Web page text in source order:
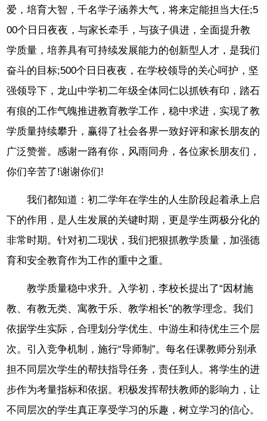
爱，培育大智，千名学子涵养大气，将来定能担当大任;5
00个日日夜夜，与家长牵手，与孩子俱进，全面提升教
学质量，培养具有可持续发展能力的创新型人才，是我们
奋斗的目标;500个日日夜夜，在学校领导的关心呵护，坚
强领导下，龙山中学初二年级全体同仁以抓铁有印，踏石
有痕的工作气魄推进教育教学工作，稳中求进，实现了教
学质量持续攀升，赢得了社会各界一致好评和家长朋友的
广泛赞誉。感谢一路有你，风雨同舟，各位家长朋友们，
你们辛苦了!谢谢你们!
我们都知道：初二学年在学生的人生阶段起着承上启
下的作用，是人生发展的关键时期，更是学生两极分化的
非常时期。针对初二现状，我们把狠抓教学质量，加强德
育和安全教育作为工作的重中之重。
教学质量稳中求升。入学初，李校长提出了“因材施
教、有教无类、寓教于乐、教学相长”的教学理念。我们
依据学生实际，合理划分学优生、中游生和待优生三个层
次。引入竞争机制，施行“导师制”。每名任课教师分别承
担不同层次学生的帮扶指导任务，责任到人。将学生的进
步作为考量指标和依据。积极发挥帮扶教师的影响力，让
不同层次的学生真正享受学习的乐趣，树立学习的信心。